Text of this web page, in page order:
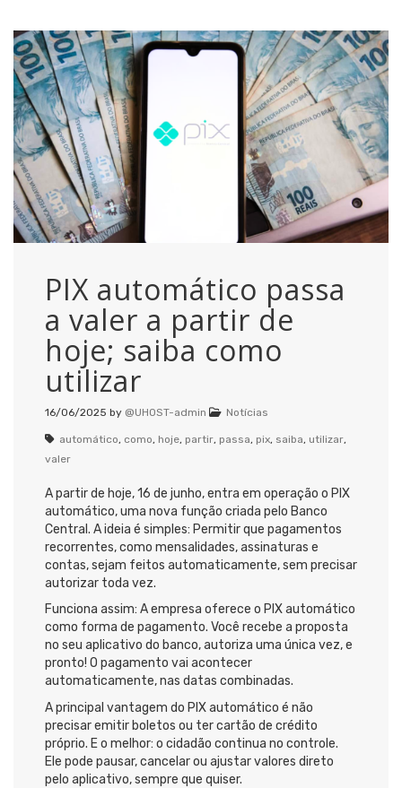
PIX automático passa
a valer a partir de
hoje; saiba como
utilizar
16/06/2025 by @UHOST-admin Notícias
automático, como, hoje, partir, passa, pix, saiba, utilizar,
valer
A partir de hoje, 16 de junho, entra em operação o PIX
automático, uma nova função criada pelo Banco
Central. A ideia é simples: Permitir que pagamentos
recorrentes, como mensalidades, assinaturas e
contas, sejam feitos automaticamente, sem precisar
autorizar toda vez.
Funciona assim: A empresa oferece o PIX automático
como forma de pagamento. Você recebe a proposta
no seu aplicativo do banco, autoriza uma única vez, e
pronto! O pagamento vai acontecer
automaticamente, nas datas combinadas.
A principal vantagem do PIX automático é não
precisar emitir boletos ou ter cartão de crédito
próprio. E o melhor: o cidadão continua no controle.
Ele pode pausar, cancelar ou ajustar valores direto
pelo aplicativo, sempre que quiser.